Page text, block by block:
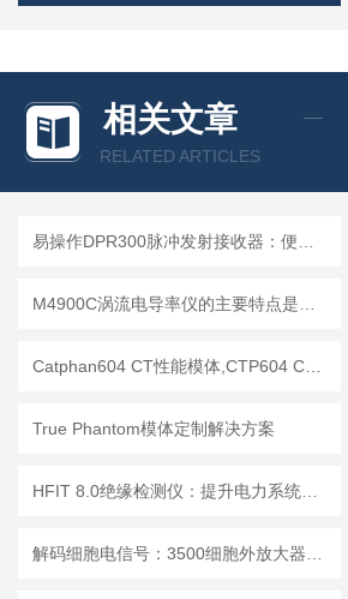
相关文章
RELATED ARTICLES
True Phantom模体定制解决方案